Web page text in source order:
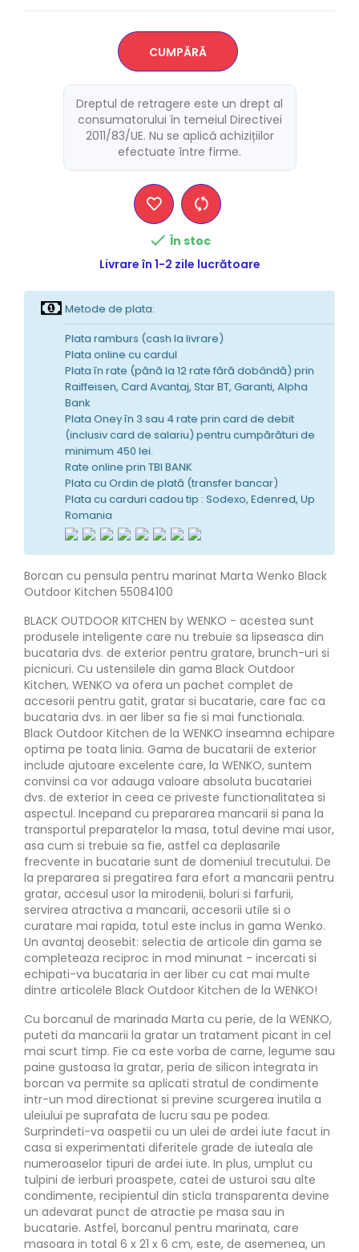
CUMPĂRĂ
Dreptul de retragere este un drept al
consumatorului în temeiul Directivei
2011/83/UE. Nu se aplică achizițiilor
efectuate între firme.
 În stoc
Livrare în 1-2 zile lucrătoare
Metode de plata:
Plata ramburs (cash la livrare)
Plata online cu cardul
Plata în rate (pănă la 12 rate fără dobândă) prin
Raiffeisen, Card Avantaj, Star BT, Garanti, Alpha
Bank
Plata Oney în 3 sau 4 rate prin card de debit
(inclusiv card de salariu) pentru cumpărături de
minimum 450 lei.
Rate online prin TBI BANK
Plata cu Ordin de plată (transfer bancar)
Plata cu carduri cadou tip : Sodexo, Edenred, Up
Romania
Borcan cu pensula pentru marinat Marta Wenko Black
Outdoor Kitchen 55084100
BLACK OUTDOOR KITCHEN by WENKO - acestea sunt
produsele inteligente care nu trebuie sa lipseasca din
bucataria dvs. de exterior pentru gratare, brunch-uri si
picnicuri. Cu ustensilele din gama Black Outdoor
Kitchen, WENKO va ofera un pachet complet de
accesorii pentru gatit, gratar si bucatarie, care fac ca
bucataria dvs. in aer liber sa fie si mai functionala.
Black Outdoor Kitchen de la WENKO inseamna echipare
optima pe toata linia. Gama de bucatarii de exterior
include ajutoare excelente care, la WENKO, suntem
convinsi ca vor adauga valoare absoluta bucatariei
dvs. de exterior in ceea ce priveste functionalitatea si
aspectul. Incepand cu prepararea mancarii si pana la
transportul preparatelor la masa, totul devine mai usor,
asa cum si trebuie sa fie, astfel ca deplasarile
frecvente in bucatarie sunt de domeniul trecutului. De
la prepararea si pregatirea fara efort a mancarii pentru
gratar, accesul usor la mirodenii, boluri si farfurii,
servirea atractiva a mancarii, accesorii utile si o
curatare mai rapida, totul este inclus in gama Wenko.
Un avantaj deosebit: selectia de articole din gama se
completeaza reciproc in mod minunat - incercati si
echipati-va bucataria in aer liber cu cat mai multe
dintre articolele Black Outdoor Kitchen de la WENKO!
Cu borcanul de marinada Marta cu perie, de la WENKO,
puteti da mancarii la gratar un tratament picant in cel
mai scurt timp. Fie ca este vorba de carne, legume sau
paine gustoasa la gratar, peria de silicon integrata in
borcan va permite sa aplicati stratul de condimente
intr-un mod directionat si previne scurgerea inutila a
uleiului pe suprafata de lucru sau pe podea.
Surprindeti-va oaspetii cu un ulei de ardei iute facut in
casa si experimentati diferitele grade de iuteala ale
numeroaselor tipuri de ardei iute. In plus, umplut cu
tulpini de ierburi proaspete, catei de usturoi sau alte
condimente, recipientul din sticla transparenta devine
un adevarat punct de atractie pe masa sau in
bucatarie. Astfel, borcanul pentru marinata, care
masoara in total 6 x 21 x 6 cm, este, de asemenea, un